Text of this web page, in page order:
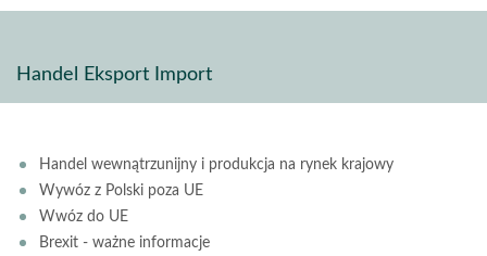
Handel Eksport Import
Handel wewnątrzunijny i produkcja na rynek krajowy
Wywóz z Polski poza UE
Wwóz do UE
Brexit - ważne informacje